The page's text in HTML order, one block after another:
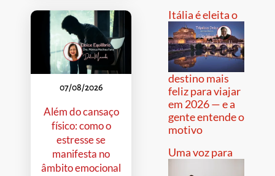
07/08/2026
Além do cansaço
físico: como o
estresse se
manifesta no
âmbito emocional
Itália é eleita o
destino mais
feliz para viajar
em 2026 — e a
gente entende o
motivo
Uma voz para